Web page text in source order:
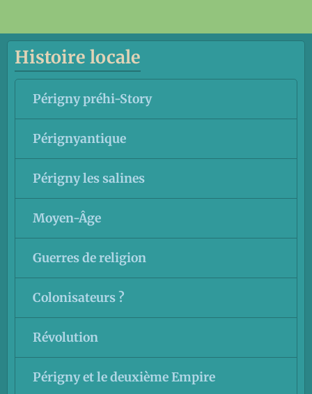
Histoire locale
Périgny préhi-Story
Pérignyantique
Périgny les salines
Moyen-Âge
Guerres de religion
Colonisateurs ?
Révolution
Périgny et le deuxième Empire